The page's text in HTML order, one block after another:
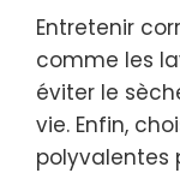
Entretenir
comme les
éviter le
vie. Enfin,
polyvalentes